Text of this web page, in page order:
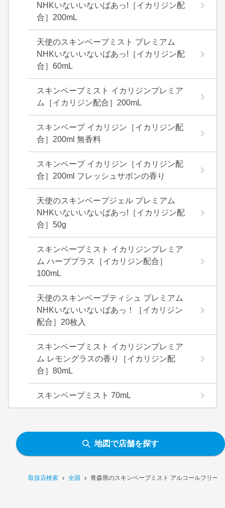
取扱店検索 全国 青森県のスキンベープミスト アルコールフリー
NHKいないいないばあっ!［イカリジン配
合］200mL
天使のスキンベープミスト プレミアム
NHKいないいないばあっ!［イカリジン配
合］60mL
スキンベープミスト イカリジンプレミア
ム［イカリジン配合］200mL
スキンベープ イカリジン［イカリジン配
合］200ml 無香料
スキンベープ イカリジン［イカリジン配
合］200ml フレッシュサボンの香り
天使のスキンベープジェル プレミアム
NHKいないいないばあっ!［イカリジン配
合］50g
スキンベープミスト イカリジンプレミア
ム ハーブプラス［イカリジン配合］
100mL
天使のスキンベープティシュ プレミアム
NHKいないいないばあっ！［イカリジン
配合］20枚入
スキンベープミスト イカリジンプレミア
ム レモングラスの香り［イカリジン配
合］80mL
スキンベープミスト 70mL
地図で店舗を探す